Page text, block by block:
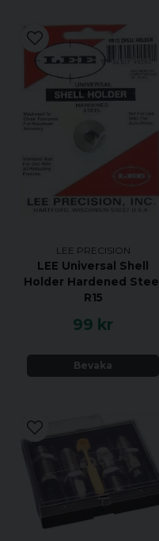
LEE PRECISION
LEE Universal Shell
Holder Hardened Steel
R15
99 kr
Bevaka